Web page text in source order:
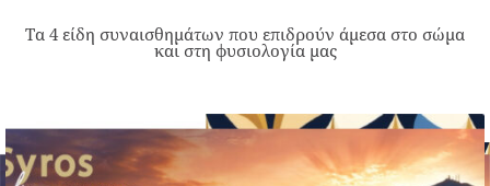
Τα 4 είδη συναισθημάτων που επιδρούν άμεσα στο σώμα
και στη φυσιολογία μας